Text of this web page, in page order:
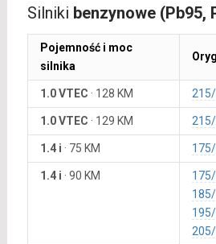
Silniki benzynowe (Pb95,
Pojemność i moc
silnika
1.0 VTEC · 128 KM
1.0 VTEC · 129 KM
1.4 i · 75 KM
1.4 i · 90 KM